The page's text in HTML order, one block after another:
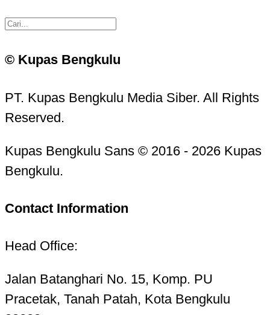
© Kupas Bengkulu
PT. Kupas Bengkulu Media Siber. All Rights
Reserved.
Kupas Bengkulu Sans © 2016 - 2026 Kupas
Bengkulu.
Contact Information
Head Office:
Jalan Batanghari No. 15, Komp. PU
Pracetak, Tanah Patah, Kota Bengkulu